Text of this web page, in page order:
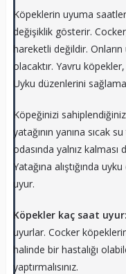
Köpeklerin uyuma
değişiklik gösterir.
hareketli değildir.
olacaktır. Yavru
Uyku düzenlerini
Köpeğinizi
yatağının yanına sıcak
odasında yalnız kalması
Yatağına alıştığında
uyur.
Köpekler kaç saat uyur:
uyurlar. Cocker
halinde bir hastalığı
yaptırmalısınız.